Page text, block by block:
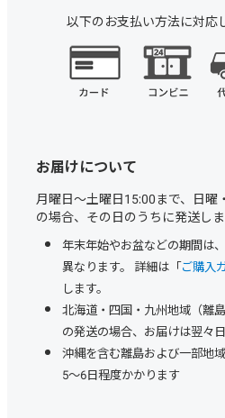
以下のお支払い方法に対応
お届けについて
月曜日～土曜日15:00まで、日曜
の場合、その日のうちに発送しま
年末年始やお盆などの期間は
異なります。 詳細は「ご購入
します。
北海道・四国・九州地域（離
の発送の場合、お届けは翌々日
沖縄を含む離島および一部地
5～6日程度かかります